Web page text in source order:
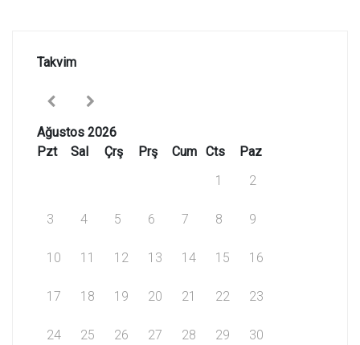
Takvim
Ağustos 2026
Pzt
Sal Çrş Prş Cum Cts
Paz
1
2
3 4 5 6 7 8 9
10 11 12 13 14 15 16
17 18 19 20 21 22 23
24 25 26 27 28 29 30